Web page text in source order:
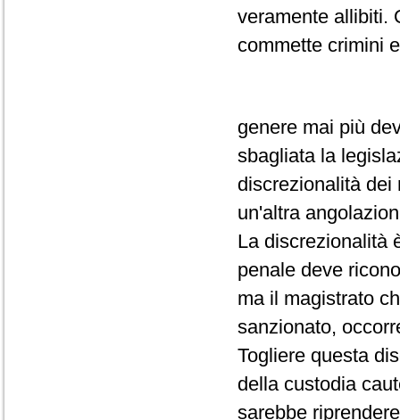
veramente allibiti.
commette crimini
genere mai più
sbagliata la
discrezionalità dei
un'altra
La discrezionalità
penale deve
ma il magistrato
sanzionato,
Togliere questa
della custodia
sarebbe